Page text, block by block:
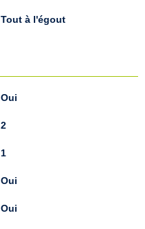
Tout à l'égout
Oui
2
1
Oui
Oui